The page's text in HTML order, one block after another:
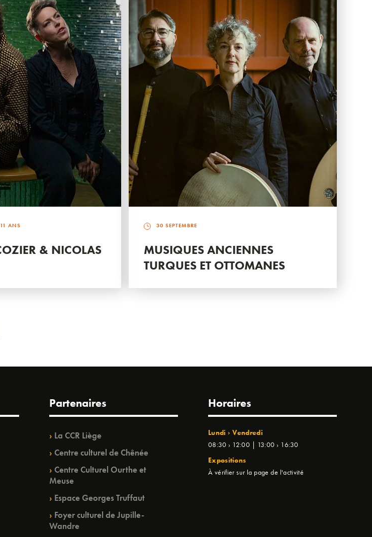
ANS
& NICOLAS
30 SEPTEMBRE
MUSIQUES ANCIENNES
TURQUES ET OTTOMANES
Partenaires
La CCR Liège
Centre culturel de Chênée
Centre Culturel Ourthe et
Meuse
Espace Georges Truffaut
Foyer culturel de Jupille-
Wandre
Horaires
Lundi › Vendredi
08:30 › 12:00 | 13:00 › 16:30
Expositions
À vérifier sur la page de l'activité